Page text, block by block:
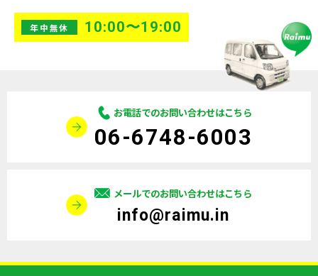
年中無休 10:00〜19:00
お電話でのお問い合わせはこちら
06-6748-6003
メールでのお問い合わせはこちら
info@raimu.in